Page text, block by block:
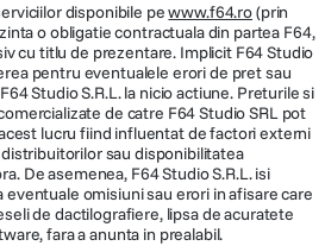
disponibile pewww.f64.ro(prin
o obligatie contractuala din partea F64,
cu titlu de prezentare. Implicit F64 Studio
pentru eventualele erori de pret sau
Studio S.R.L. la nicio actiune. Preturile si
de catre F64 Studio SRL pot
lucru fiind influentat de factori externi
sau disponibilitatea
De asemenea, F64 Studio S.R.L. isi
omisiuni sau erori in afisare care
de dactilografiere, lipsa de acuratete
fara a anunta in prealabil.